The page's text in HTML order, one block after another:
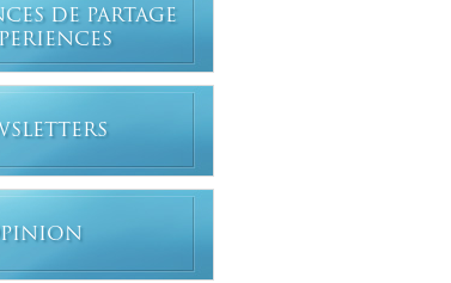
DE PARTAGE
PINION